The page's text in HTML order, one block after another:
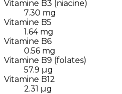
Vitamine B3 (niacine)
7.30 mg
Vitamine B5
1.64 mg
Vitamine B6
0.56 mg
Vitamine B9 (folates)
57.9 µg
Vitamine B12
2.31 µg